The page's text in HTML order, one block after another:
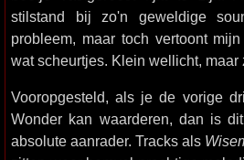
stilstand bij zo'n geweldige
probleem, maar toch vertoont
wat scheurtjes. Klein wellicht, maar
Vooropgesteld, als je de vorige
Wonder kan waarderen, dan is
absolute aanrader. Tracks als